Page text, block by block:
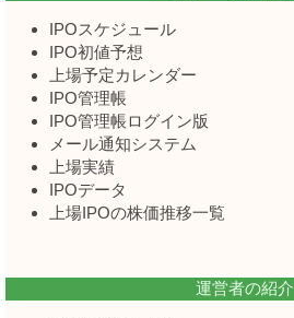
IPOスケジュール
IPO初値予想
上場予定カレンダー
IPO管理帳
IPO管理帳ログイン版
メール通知システム
上場実績
IPOデータ
上場IPOの株価推移一覧
運営者の紹介